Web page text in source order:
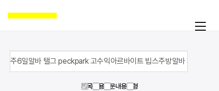
제목내용영문내용유형